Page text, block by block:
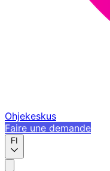
Ohjekeskus
Faire une demande
FI